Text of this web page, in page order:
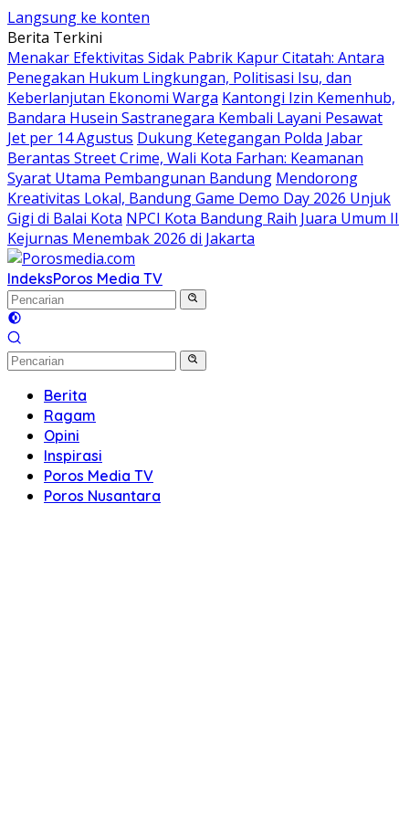
Langsung ke konten
Berita Terkini
Menakar Efektivitas Sidak Pabrik Kapur Citatah: Antara
Penegakan Hukum Lingkungan, Politisasi Isu, dan
Keberlanjutan Ekonomi Warga Kantongi Izin Kemenhub,
Bandara Husein Sastranegara Kembali Layani Pesawat
Jet per 14 Agustus Dukung Ketegangan Polda Jabar
Berantas Street Crime, Wali Kota Farhan: Keamanan
Syarat Utama Pembangunan Bandung Mendorong
Kreativitas Lokal, Bandung Game Demo Day 2026 Unjuk
Gigi di Balai Kota NPCI Kota Bandung Raih Juara Umum II
Kejurnas Menembak 2026 di Jakarta
IndeksPoros Media TV
Berita
Ragam
Opini
Inspirasi
Poros Media TV
Poros Nusantara